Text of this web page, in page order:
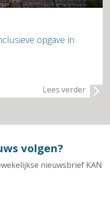
opgave in
Lees verder
volgen?
nieuwsbrief KAN